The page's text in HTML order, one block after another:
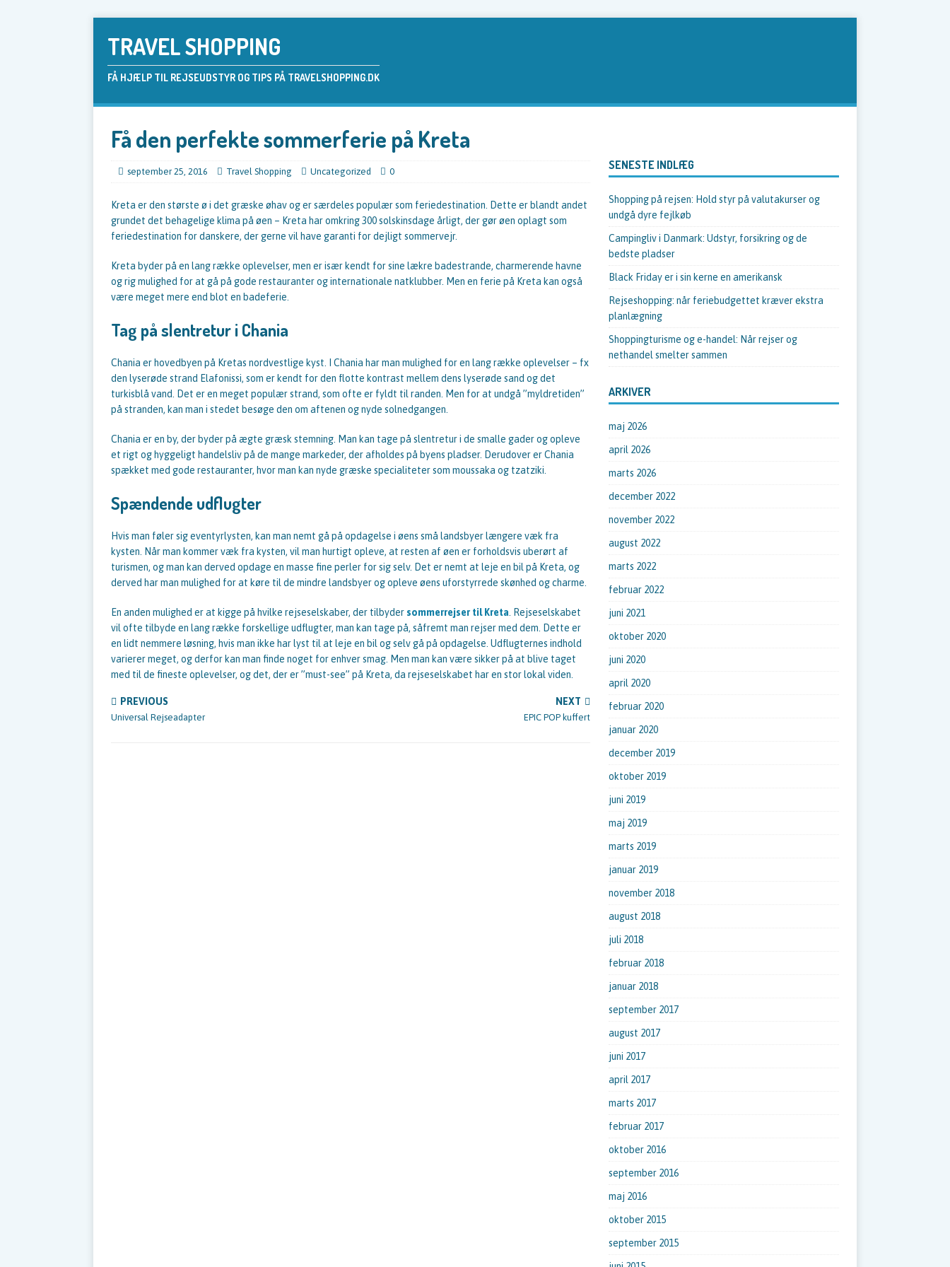
TRAVEL SHOPPING
FÅ HJÆLP TIL REJSEUDSTYR OG TIPS PÅ TRAVELSHOPPING.DK
Få den perfekte sommerferie på Kreta
september 25, 2016 Travel Shopping Uncategorized 0
Kreta er den største ø i det græske øhav og er særdeles populær som feriedestination. Dette er blandt andet
grundet det behagelige klima på øen – Kreta har omkring 300 solskinsdage årligt, der gør øen oplagt som
feriedestination for danskere, der gerne vil have garanti for dejligt sommervejr.
Kreta byder på en lang række oplevelser, men er især kendt for sine lækre badestrande, charmerende havne
og rig mulighed for at gå på gode restauranter og internationale natklubber. Men en ferie på Kreta kan også
være meget mere end blot en badeferie.
Tag på slentretur i Chania
Chania er hovedbyen på Kretas nordvestlige kyst. I Chania har man mulighed for en lang række oplevelser – fx
den lyserøde strand Elafonissi, som er kendt for den flotte kontrast mellem dens lyserøde sand og det
turkisblå vand. Det er en meget populær strand, som ofte er fyldt til randen. Men for at undgå ”myldretiden”
på stranden, kan man i stedet besøge den om aftenen og nyde solnedgangen.
Chania er en by, der byder på ægte græsk stemning. Man kan tage på slentretur i de smalle gader og opleve
et rigt og hyggeligt handelsliv på de mange markeder, der afholdes på byens pladser. Derudover er Chania
spækket med gode restauranter, hvor man kan nyde græske specialiteter som moussaka og tzatziki.
Spændende udflugter
Hvis man føler sig eventyrlysten, kan man nemt gå på opdagelse i øens små landsbyer længere væk fra
kysten. Når man kommer væk fra kysten, vil man hurtigt opleve, at resten af øen er forholdsvis uberørt af
turismen, og man kan derved opdage en masse fine perler for sig selv. Det er nemt at leje en bil på Kreta, og
derved har man mulighed for at køre til de mindre landsbyer og opleve øens uforstyrrede skønhed og charme.
En anden mulighed er at kigge på hvilke rejseselskaber, der tilbyder sommerrejser til Kreta . Rejseselskabet
vil ofte tilbyde en lang række forskellige udflugter, man kan tage på, såfremt man rejser med dem. Dette er
en lidt nemmere løsning, hvis man ikke har lyst til at leje en bil og selv gå på opdagelse. Udflugternes indhold
varierer meget, og derfor kan man finde noget for enhver smag. Men man kan være sikker på at blive taget
med til de fineste oplevelser, og det, der er ”must-see” på Kreta, da rejseselskabet har en stor lokal viden.
PREVIOUS
Universal Rejseadapter
NEXT
EPIC POP kuffert
SENESTE INDLÆG
Shopping på rejsen: Hold styr på valutakurser og
undgå dyre fejlkøb
Campingliv i Danmark: Udstyr, forsikring og de
bedste pladser
Black Friday er i sin kerne en amerikansk
Rejseshopping: når feriebudgettet kræver ekstra
planlægning
Shoppingturisme og e-handel: Når rejser og
nethandel smelter sammen
ARKIVER
maj 2026
april 2026
marts 2026
december 2022
november 2022
august 2022
marts 2022
februar 2022
juni 2021
oktober 2020
juni 2020
april 2020
februar 2020
januar 2020
december 2019
oktober 2019
juni 2019
maj 2019
marts 2019
januar 2019
november 2018
august 2018
juli 2018
februar 2018
januar 2018
september 2017
august 2017
juni 2017
april 2017
marts 2017
februar 2017
oktober 2016
september 2016
maj 2016
oktober 2015
september 2015